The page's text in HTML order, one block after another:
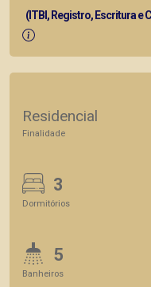
(ITBI, Registro, Escritura e
Residencial
Finalidade
3
Dormitórios
5
Banheiros